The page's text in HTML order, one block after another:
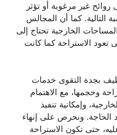
غير مرغوبة أو تؤثر
التالية. كما أن المجالس
الخارجية تحتاج إلى
تعود الاستراحة كما كانت
بجدة التقوى خدمات
وحجمها، مع الاهتمام
وإمكانية تنفيذ
الحاجة. ونحرص على إنهاء
حتى تكون الاستراحة